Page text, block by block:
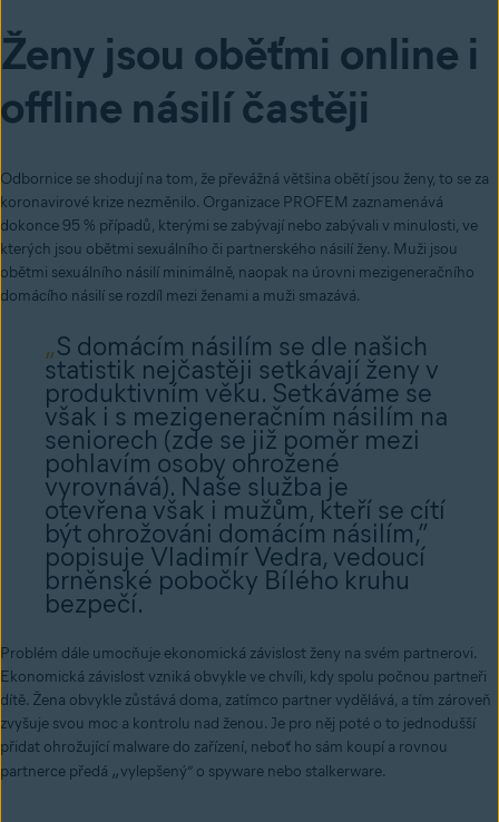
Ženy jsou oběťmi online i
offline násilí častěji
Odbornice se shodují na tom, že převážná většina obětí jsou ženy, to se za
koronavirové krize nezměnilo. Organizace PROFEM zaznamenává
dokonce 95 % případů, kterými se zabývají nebo zabývali v minulosti, ve
kterých jsou obětmi sexuálního či partnerského násilí ženy. Muži jsou
obětmi sexuálního násilí minimálně, naopak na úrovni mezigeneračního
domácího násilí se rozdíl mezi ženami a muži smazává.
„S domácím násilím se dle našich
statistik nejčastěji setkávají ženy v
produktivním věku. Setkáváme se
však i s mezigeneračním násilím na
seniorech (zde se již poměr mezi
pohlavím osoby ohrožené
vyrovnává). Naše služba je
otevřena však i mužům, kteří se cítí
být ohrožováni domácím násilím,”
popisuje Vladimír Vedra, vedoucí
brněnské pobočky Bílého kruhu
bezpečí.
Problém dále umocňuje ekonomická závislost ženy na svém partnerovi.
Ekonomická závislost vzniká obvykle ve chvíli, kdy spolu počnou partneři
dítě. Žena obvykle zůstává doma, zatímco partner vydělává, a tím zároveň
zvyšuje svou moc a kontrolu nad ženou. Je pro něj poté o to jednodušší
přidat ohrožující malware do zařízení, neboť ho sám koupí a rovnou
partnerce předá „vylepšený” o spyware nebo stalkerware.